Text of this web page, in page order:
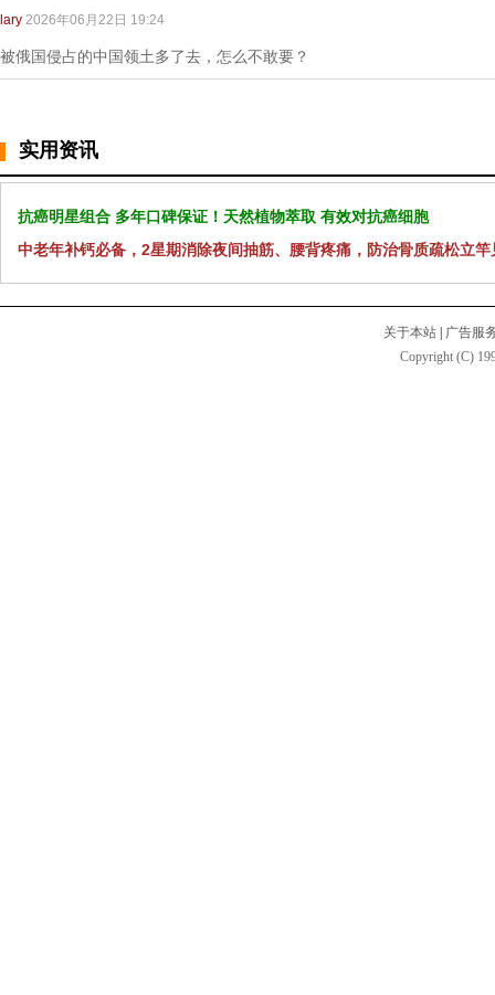
lary 2026年06月22日 19:24
被俄国侵占的中国领土多了去，怎么不敢要？
实用资讯
抗癌明星组合 多年口碑保证！天然植物萃取 有效对抗癌细胞
中老年补钙必备，2星期消除夜间抽筋、腰背疼痛，防治骨质疏松立竿
关于本站
广告服
Copyright (C)